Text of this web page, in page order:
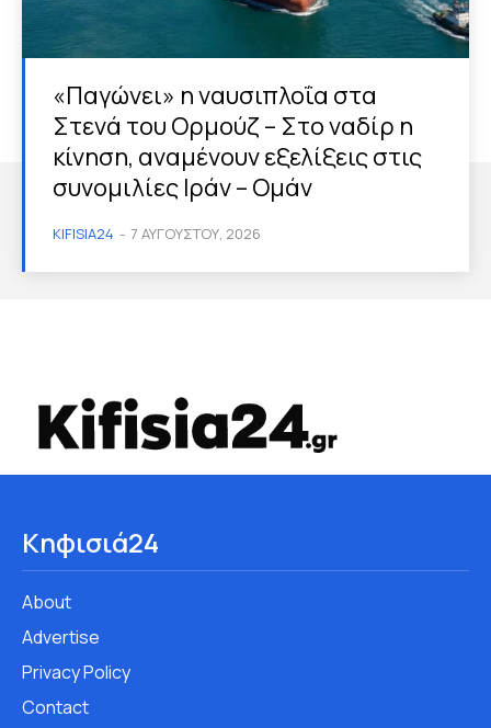
«Παγώνει» η ναυσιπλοΐα στα
Στενά του Ορμούζ – Στο ναδίρ η
κίνηση, αναμένουν εξελίξεις στις
συνομιλίες Ιράν – Ομάν
KIFISIA24 - 7 ΑΥΓΟΎΣΤΟΥ, 2026
Κηφισιά24
About
Advertise
Privacy Policy
Contact